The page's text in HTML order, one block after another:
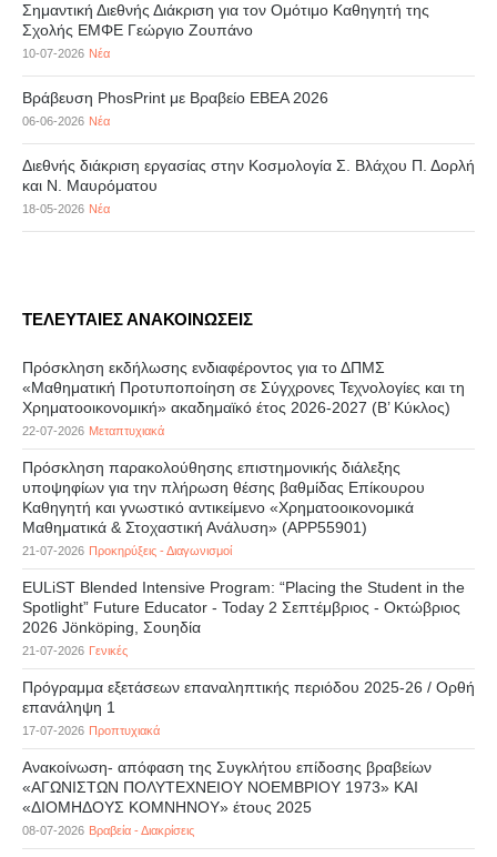
Σημαντική Διεθνής Διάκριση για τον Ομότιμο Καθηγητή της
Σχολής ΕΜΦΕ Γεώργιο Ζουπάνο
10-07-2026 Νέα
Βράβευση PhosPrint με Βραβείο ΕΒΕΑ 2026
06-06-2026 Νέα
Διεθνής διάκριση εργασίας στην Κοσμολογία Σ. Βλάχου Π. Δορλή
και Ν. Μαυρόματου
18-05-2026 Νέα
ΤΕΛΕΥΤΑΙΕΣ ΑΝΑΚΟΙΝΩΣΕΙΣ
Πρόσκληση εκδήλωσης ενδιαφέροντος για το ΔΠΜΣ
«Μαθηματική Προτυποποίηση σε Σύγχρονες Τεχνολογίες και τη
Χρηματοοικονομική» ακαδημαϊκό έτος 2026-2027 (B’ Kύκλος)
22-07-2026 Μεταπτυχιακά
Πρόσκληση παρακολούθησης επιστημονικής διάλεξης
υποψηφίων για την πλήρωση θέσης βαθμίδας Επίκουρου
Καθηγητή και γνωστικό αντικείμενο «Χρηματοοικονομικά
Μαθηματικά & Στοχαστική Ανάλυση» (APP55901)
21-07-2026 Προκηρύξεις - Διαγωνισμοί
EULiST Blended Intensive Program: “Placing the Student in the
Spotlight” Future Educator - Today 2 Σεπτέμβριος - Οκτώβριος
2026 Jönköping, Σουηδία
21-07-2026 Γενικές
Πρόγραμμα εξετάσεων επαναληπτικής περιόδου 2025-26 / Ορθή
επανάληψη 1
17-07-2026 Προπτυχιακά
Ανακοίνωση- απόφαση της Συγκλήτου επίδοσης βραβείων
«ΑΓΩΝΙΣΤΩΝ ΠΟΛΥΤΕΧΝΕΙΟΥ ΝΟΕΜΒΡΙΟΥ 1973» ΚΑΙ
«ΔΙΟΜΗΔΟΥΣ ΚΟΜΝΗΝΟΥ» έτους 2025
08-07-2026 Βραβεία - Διακρίσεις